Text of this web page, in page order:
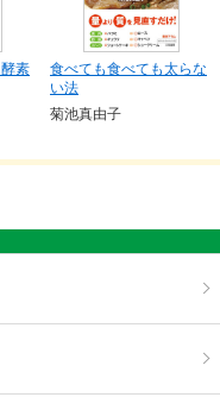
素
食べても食べても太らな
い法
菊池真由子